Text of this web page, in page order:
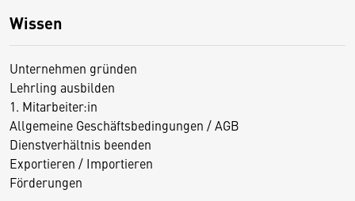
Wissen
Unternehmen gründen
Lehrling ausbilden
1. Mitarbeiter:in
Allgemeine Geschäftsbedingungen / AGB
Dienstverhältnis beenden
Exportieren / Importieren
Förderungen